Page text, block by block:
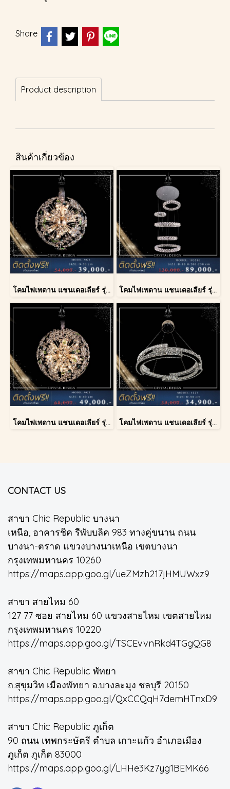
Share
Product description
สินค้าเกี่ยวข้อง
โคมไฟเพดาน แชนเดอเลียร์ รุ่น A028-D40 โคมไฟเพดาน แชนเดอเลียร์ รุ่น 183586
โคมไฟเพดาน แชนเดอเลียร์ รุ่น A028-D60 โคมไฟเพดาน แชนเดอเลียร์ รุ่น 1227
CONTACT US
สาขา Chic Republic บางนา
เหนือ, อาคารชิค รีพับบลิค 983 ทางคู่ขนาน ถนน
บางนา-ตราด แขวงบางนาเหนือ เขตบางนา
กรุงเทพมหานคร 10260
https://maps.app.goo.gl/ueZMzh217jHMUWxz9
สาขา สายไหม 60
127 77 ซอย สายไหม 60 แขวงสายไหม เขตสายไหม
กรุงเทพมหานคร 10220
https://maps.app.goo.gl/TSCEvvnRkd4TGgQG8
สาขา Chic Republic พัทยา
ถ.สุขุมวิท เมืองพัทยา อ.บางละมุง ชลบุรี 20150
https://maps.app.goo.gl/QxCCQqH7demHTnxD9
สาขา Chic Republic ภูเก็ต
90 ถนน เทพกระษัตรี ตำบล เกาะแก้ว อำเภอเมือง
ภูเก็ต ภูเก็ต 83000
https://maps.app.goo.gl/LHHe3Kz7yg1BEMK66